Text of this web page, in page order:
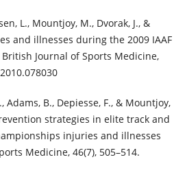
L., Mountjoy, M., Dvorak, J., &
and illnesses during the 2009 IAAF
Journal of Sports Medicine,
Adams, B., Depiesse, F., & Mountjoy,
strategies in elite track and
injuries and illnesses
Medicine, 46(7), 505–514.